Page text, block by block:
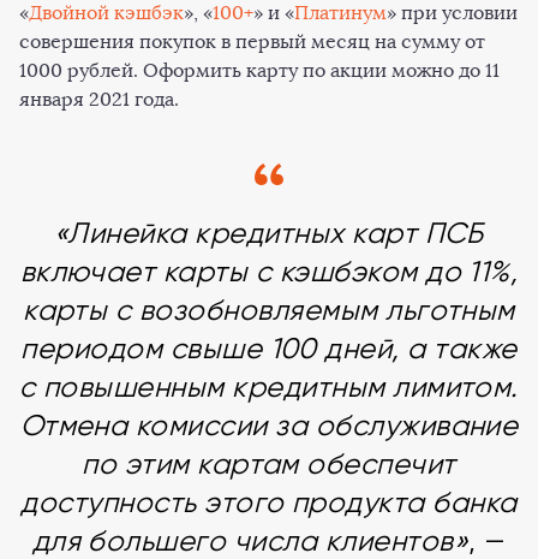
«Двойной кэшбэк», «100+» и «Платинум» при условии
совершения покупок в первый месяц на сумму от
1000 рублей. Оформить карту по акции можно до 11
января 2021 года.
«Линейка кредитных карт ПСБ
включает карты с кэшбэком до 11%,
карты с возобновляемым льготным
периодом свыше 100 дней, а также
с повышенным кредитным лимитом.
Отмена комиссии за обслуживание
по этим картам обеспечит
доступность этого продукта банка
для большего числа клиентов», —